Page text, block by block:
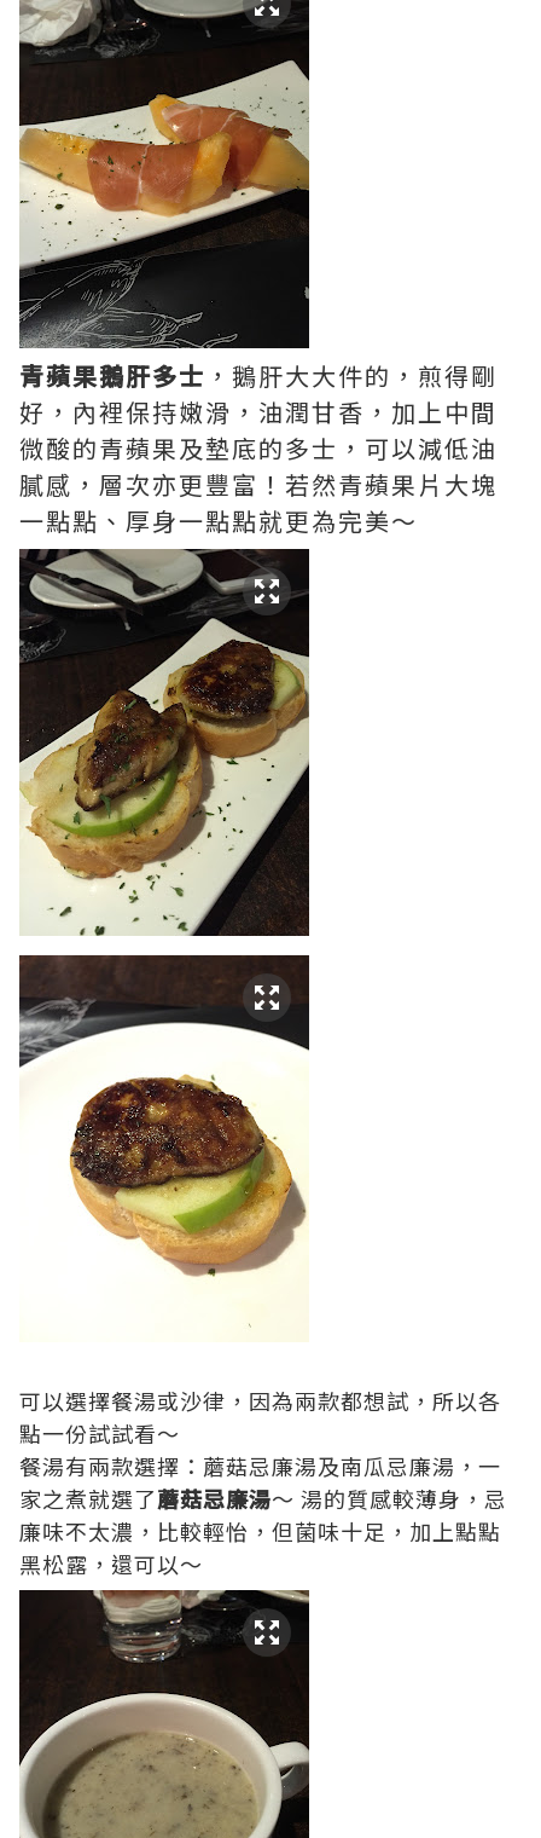
青蘋果鵝肝多士 ，鵝肝大大件的，煎得剛
好，內裡保持嫩滑，油潤甘香，加上中間
微酸的青蘋果及墊底的多士，可以減低油
膩感，層次亦更豐富！若然青蘋果片大塊
一點點、厚身一點點就更為完美～
可以選擇餐湯或沙律，因為兩款都想試，所以各
點一份試試看～
餐湯有兩款選擇：蘑菇忌廉湯及南瓜忌廉湯，一
家之煮就選了蘑菇忌廉湯～ 湯的質感較薄身，忌
廉味不太濃，比較輕怡，但菌味十足，加上點點
黑松露，還可以～